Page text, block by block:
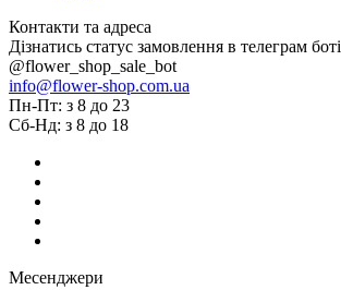
Контакти та адреса
Дізнатись статус замовлення в телеграм боті
@flower_shop_sale_bot
info@flower-shop.com.ua
Пн-Пт: з 8 до 23
Сб-Нд: з 8 до 18
Месенджери